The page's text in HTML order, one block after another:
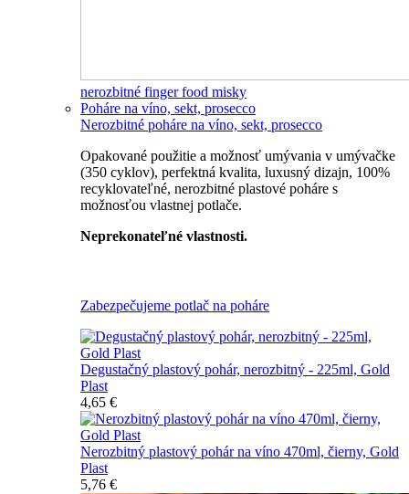
nerozbitné finger food misky
Poháre na víno, sekt, prosecco
Nerozbitné poháre na víno, sekt, prosecco
Opakované použitie a možnosť umývania v umývačke
(350 cyklov), perfektná kvalita, luxusný dizajn, 100%
recyklovateľné, nerozbitné plastové poháre s
možnosťou vlastnej potlače.
Neprekonateľné vlastnosti.
Zabezpečujeme potlač na poháre
Degustačný plastový pohár, nerozbitný - 225ml, Gold
Plast
4,65 €
Nerozbitný plastový pohár na víno 470ml, čierny, Gold
Plast
5,76 €